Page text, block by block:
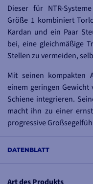
DATENBLATT
Dieser für NTR-
Größe 1 kombiniert
Kardan und ein Paar
bei, eine gleichmäßige
Stellen zu vermeiden,
Mit seinen kompakten
einem geringen
Schiene integrieren.
macht ihn zu einer
progressive